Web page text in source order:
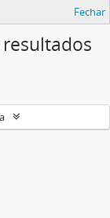
Fechar